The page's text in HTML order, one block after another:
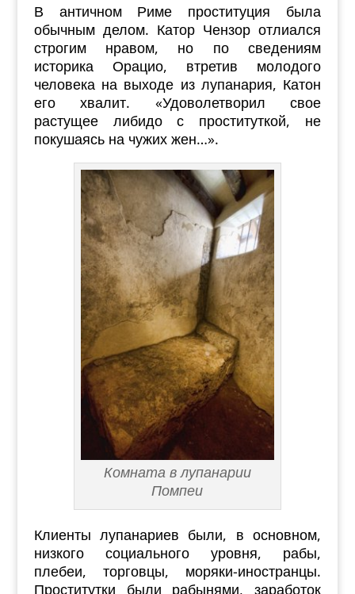
В античном Риме проституция была
обычным делом. Катор Чензор отлиался
строгим нравом, но по сведениям
историка Орацио, втретив молодого
человека на выходе из лупанария, Катон
его хвалит. «Удоволетворил свое
растущее либидо с проституткой, не
покушаясь на чужих жен…».
Комната в лупанарии
Помпеи
Клиенты лупанариев были, в основном,
низкого социального уровня, рабы,
плебеи, торговцы, моряки-иностранцы.
Проститутки были рабынями, заработок